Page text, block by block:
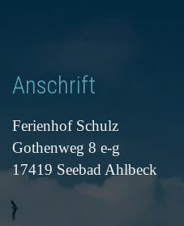
Anschrift
Ferienhof Schulz
Gothenweg 8 e-g
17419 Seebad Ahlbeck